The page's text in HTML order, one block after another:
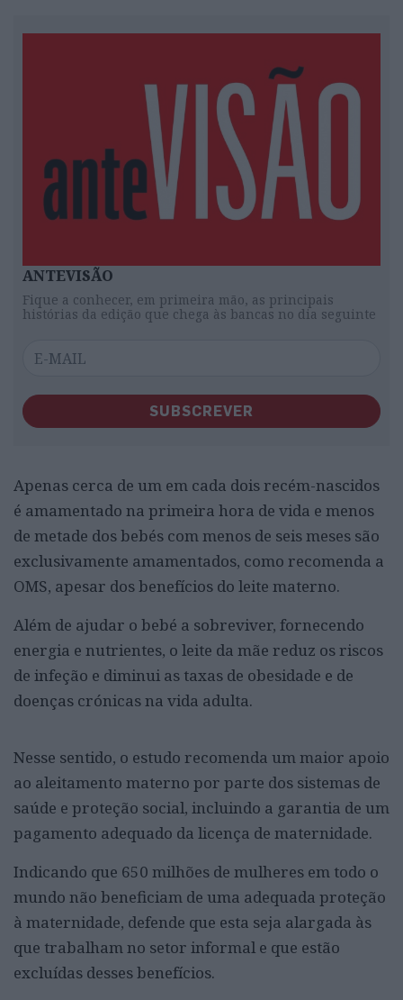
ANTEVISÃO
Fique a conhecer, em primeira mão, as principais
histórias da edição que chega às bancas no dia seguinte
SUBSCREVER
Apenas cerca de um em cada dois recém-nascidos
é amamentado na primeira hora de vida e menos
de metade dos bebés com menos de seis meses são
exclusivamente amamentados, como recomenda a
OMS, apesar dos benefícios do leite materno.
Além de ajudar o bebé a sobreviver, fornecendo
energia e nutrientes, o leite da mãe reduz os riscos
de infeção e diminui as taxas de obesidade e de
doenças crónicas na vida adulta.
Nesse sentido, o estudo recomenda um maior apoio
ao aleitamento materno por parte dos sistemas de
saúde e proteção social, incluindo a garantia de um
pagamento adequado da licença de maternidade.
Indicando que 650 milhões de mulheres em todo o
mundo não beneficiam de uma adequada proteção
à maternidade, defende que esta seja alargada às
que trabalham no setor informal e que estão
excluídas desses benefícios.